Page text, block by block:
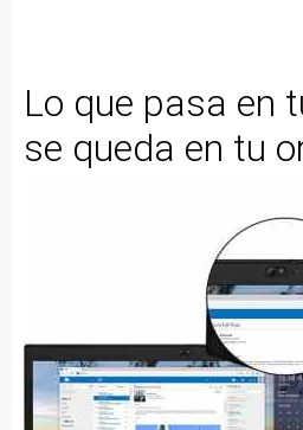
Lo que pasa en
se queda en tu